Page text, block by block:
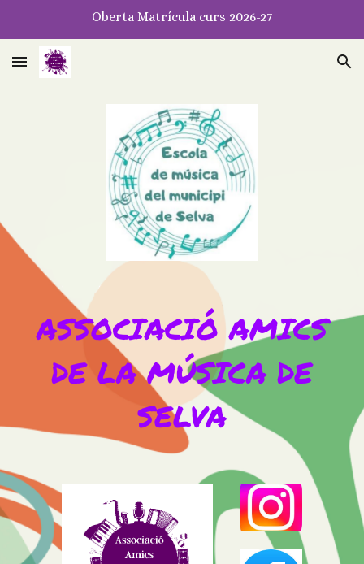
Oberta Matrícula curs 2026-27
ASSOCIACIÓ AMICS
DE LA MÚSICA DE
SELVA